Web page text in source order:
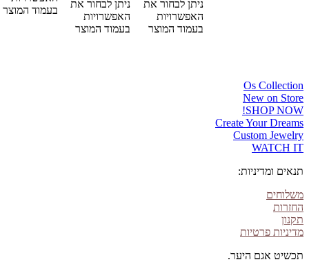
ניתן לבחור את
האפשרויות
בעמוד המוצר
ניתן לבחור את
האפשרויות
בעמוד המוצר
בעמוד המוצר
Os Collection
New on Store
SHOP NOW!
Create Your Dreams
Custom Jewelry
WATCH IT
תנאים ומדיניות:
משלוחים
החזרות
תקנון
מדיניות פרטיות
תכשיט אגם היער.